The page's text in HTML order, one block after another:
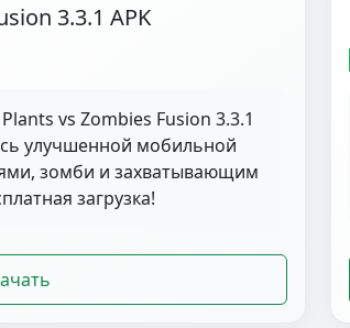
3.3.1 APK
vs Zombies Fusion 3.3.1
улучшенной мобильной
зомби и захватывающим
загрузка!